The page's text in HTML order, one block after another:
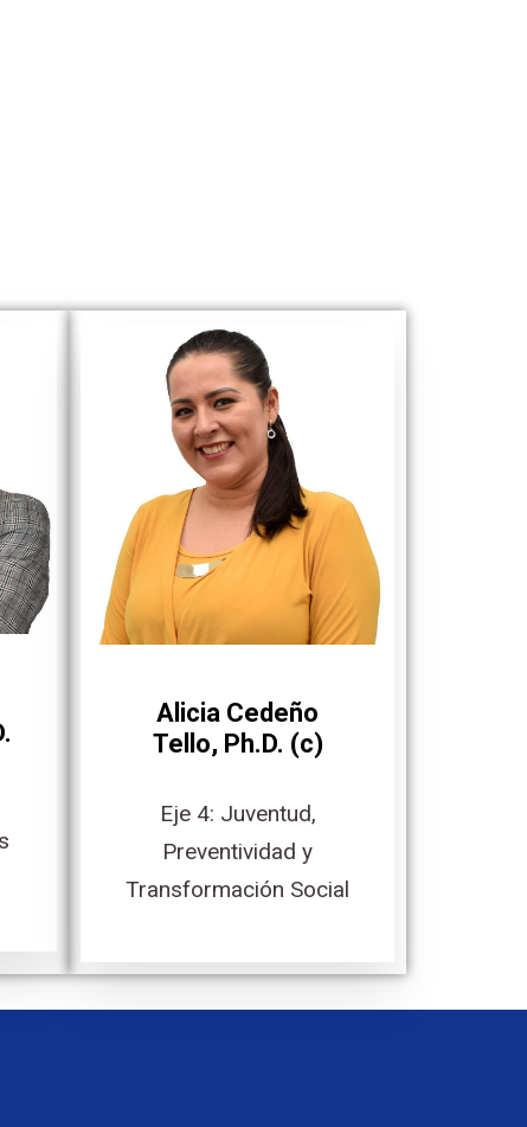
Alicia Cedeño
Tello, Ph.D. (c)
Eje 4: Juventud,
Preventividad y
Transformación Social